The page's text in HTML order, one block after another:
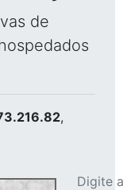
de
,
Digite